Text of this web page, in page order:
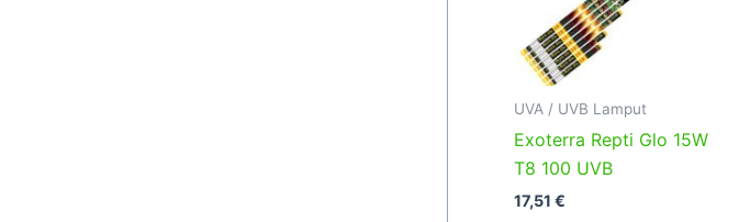
UVA / UVB Lamput
Exoterra Repti Glo 15W
T8 100 UVB
17,51 €